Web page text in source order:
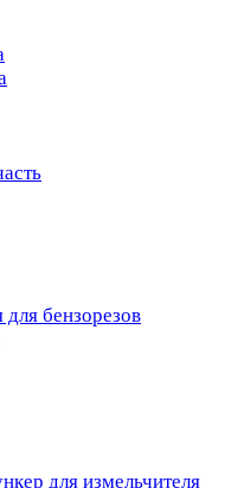
бензорезов
для измельчителя